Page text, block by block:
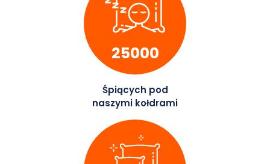
25000
Śpiących pod
naszymi kołdrami